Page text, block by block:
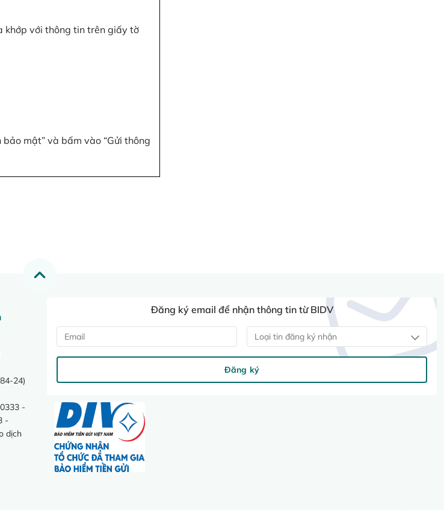
khớp với thông tin trên giấy tờ
mật” và bấm vào “Gửi thông
24)
-
-
dịch
Đăng ký email để nhận thông tin từ BIDV
Loại tin đăng ký nhận
Đăng ký